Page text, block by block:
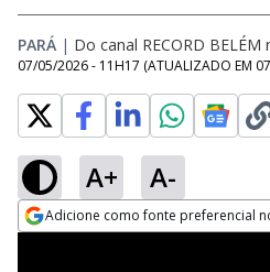
PARÁ | Do canal RECORD BELÉM
07/05/2026 - 11H17 (ATUALIZADO EM
A+ A-
Adicione como fonte preferencial